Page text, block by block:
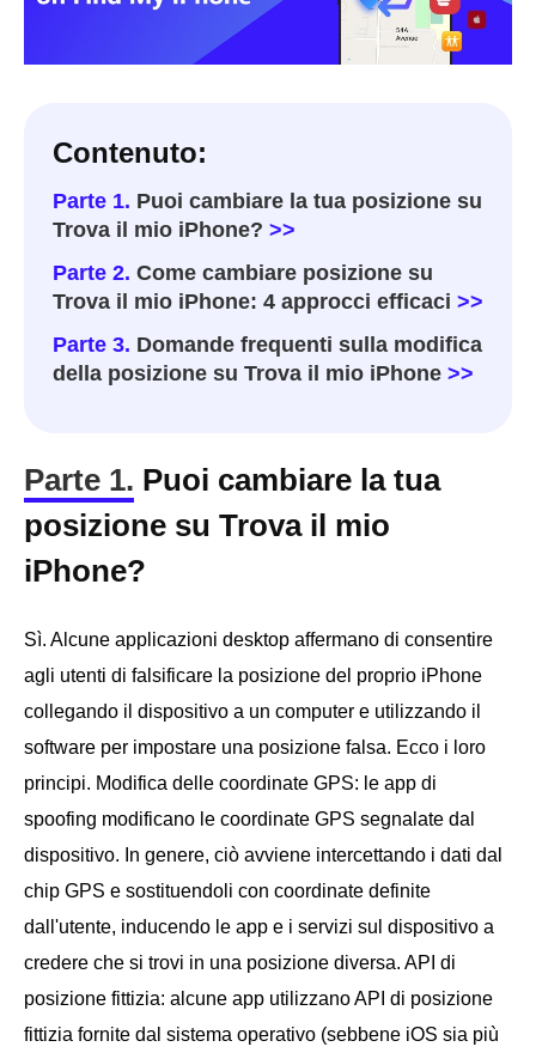
Contenuto:
Parte 1. Puoi cambiare la tua posizione su
Trova il mio iPhone? >>
Parte 2. Come cambiare posizione su
Trova il mio iPhone: 4 approcci efficaci >>
Parte 3. Domande frequenti sulla modifica
della posizione su Trova il mio iPhone >>
Parte 1. Puoi cambiare la tua
posizione su Trova il mio
iPhone?
Sì. Alcune applicazioni desktop affermano di consentire
agli utenti di falsificare la posizione del proprio iPhone
collegando il dispositivo a un computer e utilizzando il
software per impostare una posizione falsa. Ecco i loro
principi. Modifica delle coordinate GPS: le app di
spoofing modificano le coordinate GPS segnalate dal
dispositivo. In genere, ciò avviene intercettando i dati dal
chip GPS e sostituendoli con coordinate definite
dall'utente, inducendo le app e i servizi sul dispositivo a
credere che si trovi in una posizione diversa. API di
posizione fittizia: alcune app utilizzano API di posizione
fittizia fornite dal sistema operativo (sebbene iOS sia più